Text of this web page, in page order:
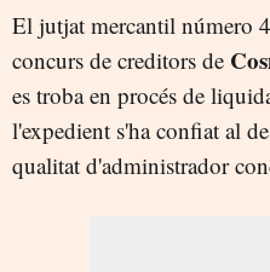
El jutjat mercantil número
concurs de creditors de
es troba en procés de
l'expedient s'ha confiat al
qualitat d'administrador